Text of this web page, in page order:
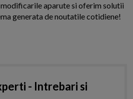
aparute si oferim solutii
generata de noutatile cotidiene!
- Intrebari si